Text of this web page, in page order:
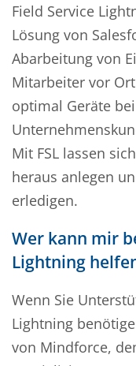
Field Service
Lösung von
Abarbeitung von
Mitarbeiter vor
optimal Geräte
Mit FSL lassen
heraus anlegen
erledigen.
Wer kann mir
Lightning
Wenn Sie
Lightning
von Mindforce,